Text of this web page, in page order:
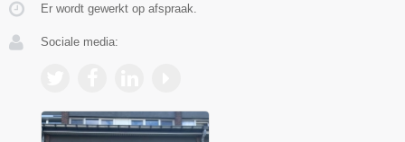
Er wordt gewerkt op afspraak.
Sociale media: